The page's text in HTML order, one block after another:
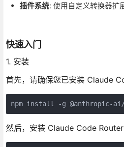
插件系统: 使用自定义转换器扩
快速入门
1. 安装
首先，请确保您已安装 Claude
npm install -g @anthropic-ai/
然后，安装 Claude Code Router